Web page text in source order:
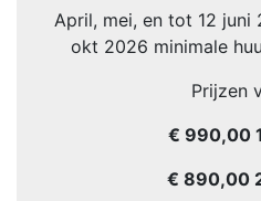
April, mei, en tot 12 juni
okt 2026 minimale
Prijzen
€ 990,00
€ 890,00